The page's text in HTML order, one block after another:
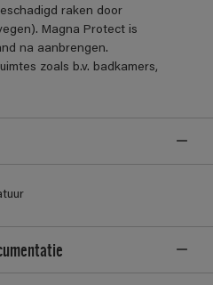
raken door
Magna Protect is
na aanbrengen.
zoals b.v. badkamers,